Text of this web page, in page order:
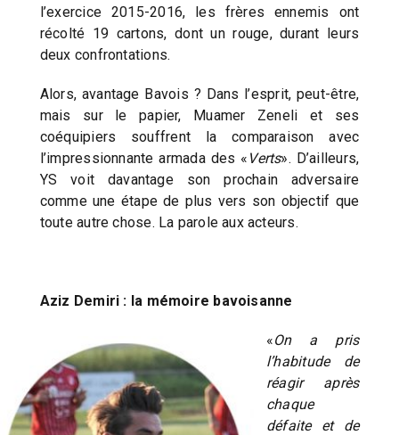
l’exercice 2015-2016, les frères ennemis ont
récolté 19 cartons, dont un rouge, durant leurs
deux confrontations.
Alors, avantage Bavois ? Dans l’esprit, peut-être,
mais sur le papier, Muamer Zeneli et ses
coéquipiers souffrent la comparaison avec
l’impressionnante armada des « Verts». D’ailleurs,
YS voit davantage son prochain adversaire
comme une étape de plus vers son objectif que
toute autre chose. La parole aux acteurs.
Aziz Demiri : la mémoire bavoisanne
«On a pris
l’habitude de
réagir après
chaque
défaite et de